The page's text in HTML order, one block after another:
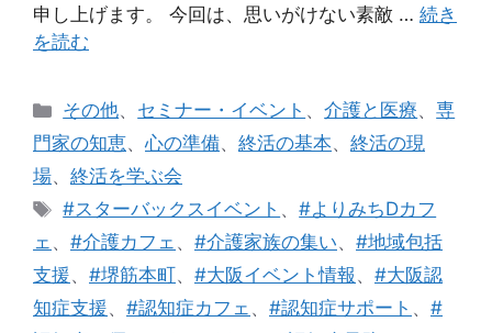
申し上げます。 今回は、思いがけない素敵 … 続き
を読む
カ
テ
リ
ー
その他、 セミナー・イベント 、介護と医療、専
門家の知恵、心の準備、 終活の基本、 終活の現
場、 終活を学ぶ会
タ
グ
#スターバックスイベント 、#よりみちDカフ
ェ 、 #介護カフェ 、 #介護家族の集い、 #地域包括
支援、 #堺筋本町、 #大阪イベント情報 、 #大阪認
知症支援、 #認知症カフェ 、 #認知症サポート 、 #